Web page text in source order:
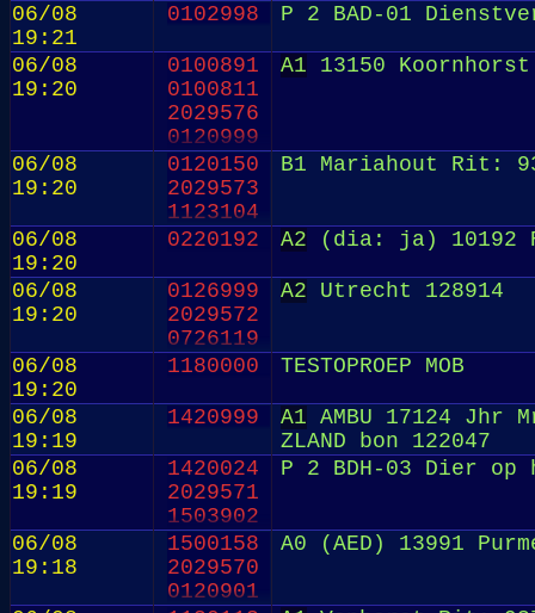
06/08
19:21
0102998 P 2 BAD-01
06/08
19:20
0100891
0100811
2029576
0120999
A1 13150 Koornhorst
06/08
19:20
0120150
2029573
1123104
B1 Mariahout Rit:
06/08
19:20
0220192 A2 (dia: ja) 10192
06/08
19:20
0126999
2029572
0726119
A2 Utrecht 128914
06/08
19:20
1180000 TESTOPROEP MOB
06/08
19:19
1420999 A1 AMBU 17124 Jhr
ZLAND bon 122047
06/08
19:19
1420024
2029571
1503902
P 2 BDH-03 Dier op
06/08
19:18
1500158
2029570
0120901
A0 (AED) 13991